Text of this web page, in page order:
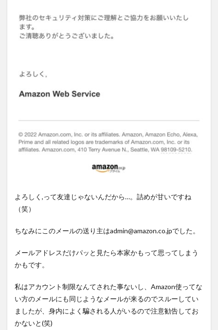
よろしく,って友達じゃないんだから…。詰めが甘いですね
（笑）
ちなみにこのメールの送り主はadmin@amazon.co.jpでした。
メールアドレスだけパッと見たら本家かもって思ってしまう
かもです。
私はアカウント制限なんてされた事ないし、Amazon使ってな
い方のメールにも同じようなメールが来るのでスルーしてい
ましたが、身内によく騙される人がいるので注意勧告してお
かないと(笑)